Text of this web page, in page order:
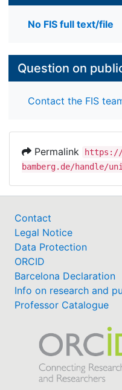
No FIS full text/file
Question on
Contact the FIS
Permalink
bamberg.de/handle/
Contact
Legal Notice
Data Protection
ORCID
Barcelona Declaration
Info on research and
Professor Catalogue